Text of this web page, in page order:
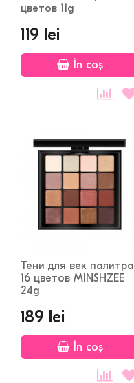
цветов 11g
119 lei
În coș
Тени для век палитра
16 цветов MINSHZEE
24g
189 lei
În coș